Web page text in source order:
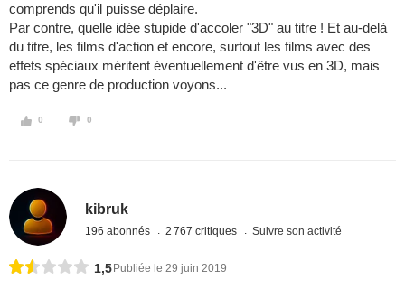
comprends qu'il puisse déplaire.
Par contre, quelle idée stupide d'accoler "3D" au titre ! Et au-delà
du titre, les films d'action et encore, surtout les films avec des
effets spéciaux méritent éventuellement d'être vus en 3D, mais
pas ce genre de production voyons...
0 0
kibruk
196 abonnés 2 767 critiques Suivre son activité
1,5 Publiée le 29 juin 2019